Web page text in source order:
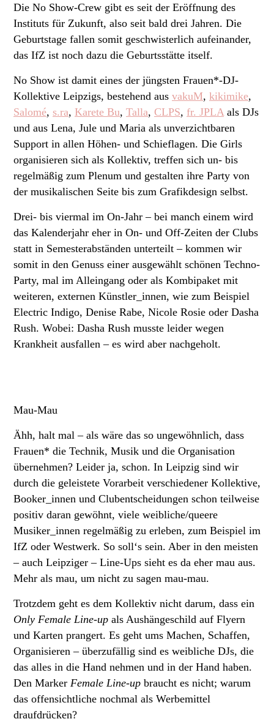
Die No Show-Crew gibt es seit der Eröffnung des
Instituts für Zukunft, also seit bald drei Jahren. Die
Geburtstage fallen somit geschwisterlich aufeinander,
das IfZ ist noch dazu die Geburtsstätte itself.
No Show ist damit eines der jüngsten Frauen*-DJ-
Kollektive Leipzigs, bestehend aus vakuM, kikimike,
Salomé, s.ra, Karete Bu, Talla, CLPS, fr. JPLA als DJs
und aus Lena, Jule und Maria als unverzichtbaren
Support in allen Höhen- und Schieflagen. Die Girls
organisieren sich als Kollektiv, treffen sich un- bis
regelmäßig zum Plenum und gestalten ihre Party von
der musikalischen Seite bis zum Grafikdesign selbst.
Drei- bis viermal im On-Jahr – bei manch einem wird
das Kalenderjahr eher in On- und Off-Zeiten der Clubs
statt in Semesterabständen unterteilt – kommen wir
somit in den Genuss einer ausgewählt schönen Techno-
Party, mal im Alleingang oder als Kombipaket mit
weiteren, externen Künstler_innen, wie zum Beispiel
Electric Indigo, Denise Rabe, Nicole Rosie oder Dasha
Rush. Wobei: Dasha Rush musste leider wegen
Krankheit ausfallen – es wird aber nachgeholt.
Mau-Mau
Ähh, halt mal – als wäre das so ungewöhnlich, dass
Frauen* die Technik, Musik und die Organisation
übernehmen? Leider ja, schon. In Leipzig sind wir
durch die geleistete Vorarbeit verschiedener Kollektive,
Booker_innen und Clubentscheidungen schon teilweise
positiv daran gewöhnt, viele weibliche/queere
Musiker_innen regelmäßig zu erleben, zum Beispiel im
IfZ oder Westwerk. So soll‘s sein. Aber in den meisten
– auch Leipziger – Line-Ups sieht es da eher mau aus.
Mehr als mau, um nicht zu sagen mau-mau.
Trotzdem geht es dem Kollektiv nicht darum, dass ein
Only Female Line-up als Aushängeschild auf Flyern
und Karten prangert. Es geht ums Machen, Schaffen,
Organisieren – überzufällig sind es weibliche DJs, die
das alles in die Hand nehmen und in der Hand haben.
Den Marker Female Line-up braucht es nicht; warum
das offensichtliche nochmal als Werbemittel
draufdrücken?